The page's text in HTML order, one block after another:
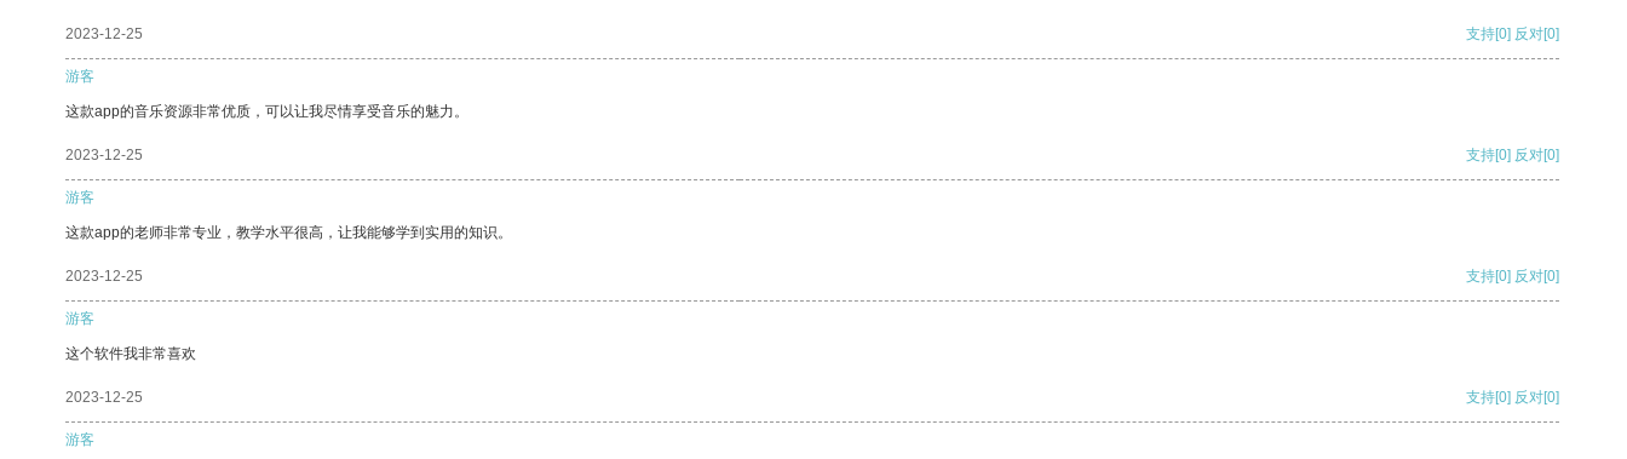
2023-12-25 支持[0] 反对[0]
游客
这款app的音乐资源非常优质，可以让我尽情享受音乐的魅力。
2023-12-25 支持[0] 反对[0]
游客
这款app的老师非常专业，教学水平很高，让我能够学到实用的知识。
2023-12-25 支持[0] 反对[0]
游客
这个软件我非常喜欢
2023-12-25 支持[0] 反对[0]
游客